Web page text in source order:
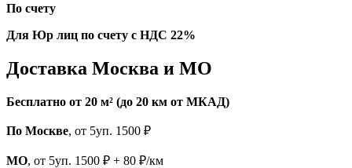
По счету
Для Юр лиц по счету с НДС 22%
Доставка Москва и МО
Бесплатно от 20 м² (до 20 км от МКАД)
По Москве, от 5уп. 1500 ₽
МО, от 5уп. 1500 ₽ + 80 ₽/км